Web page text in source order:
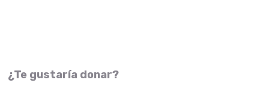
¿Te gustaría donar?